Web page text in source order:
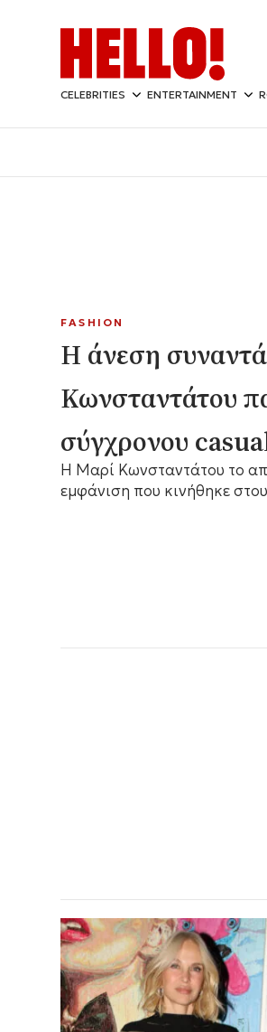
CELEBRITIES ENTERTAINMENT
FASHION
Η άνεση
Κωνσταντάτου
σύγχρονου
Η Μαρί Κωνσταντάτου το
εμφάνιση που κινήθηκε